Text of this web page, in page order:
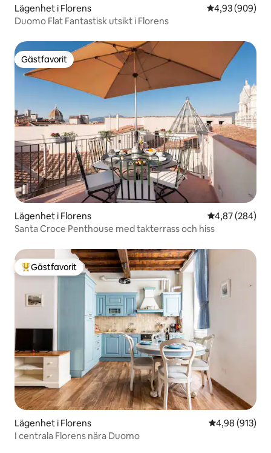
ATT BETALA VÄRDET AV CYKELN PÅ 160
€. Tack PROMENADER: stadens centrum
BUSS: några steg från byggnaden finns
bussar till centrum och stationen.
Lägenhet i Florens 4,93 av 5 i
4,93 (909)
Duomo Flat Fantastisk utsikt i Florens
Gästfavorit
Gästfavorit
Lägenhet i Florens 4,87 av 5 i
4,87 (284)
Santa Croce Penthouse med takterrass och hiss
Populär gästfavorit
Gästfavorit
Lägenhet i Florens 4,98 av 5 i
4,98 (913)
I centrala Florens nära Duomo